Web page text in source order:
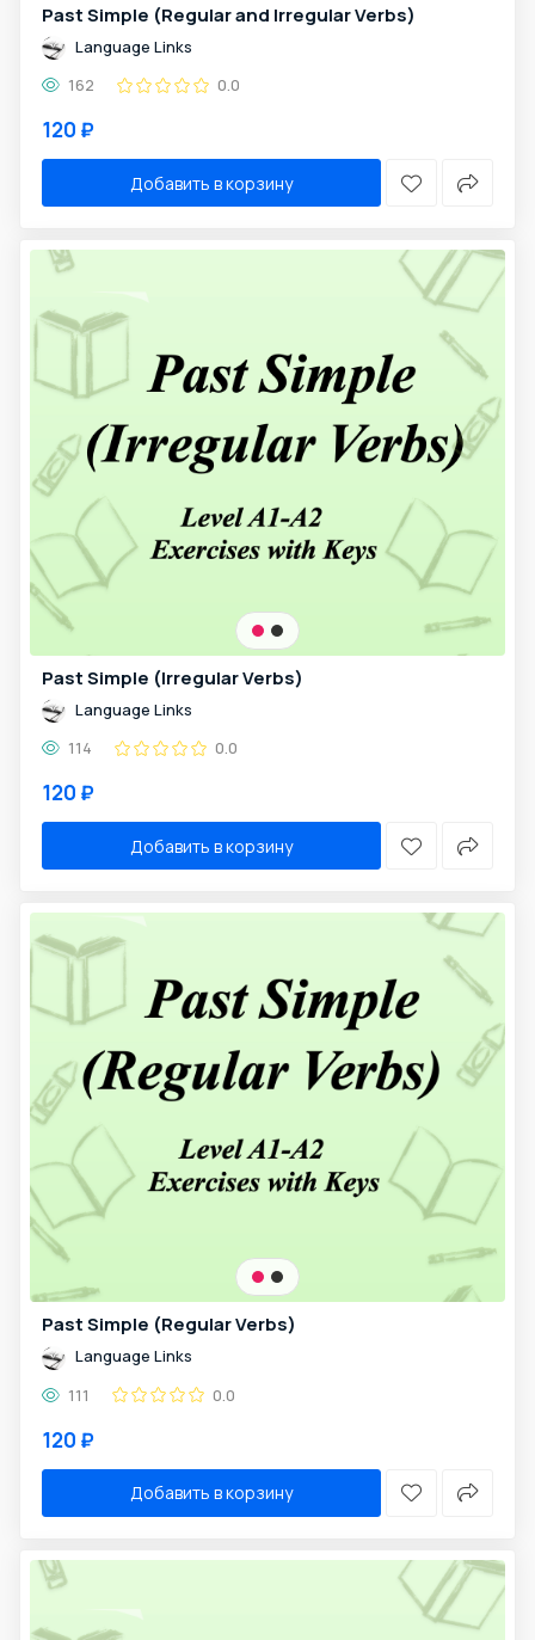
Past Simple (Regular and Irregular Verbs)
Language Links
162
0.0
120 ₽
Добавить в корзину
Past Simple (Irregular Verbs)
Language Links
114
0.0
120 ₽
Добавить в корзину
Past Simple (Regular Verbs)
Language Links
111
0.0
120 ₽
Добавить в корзину